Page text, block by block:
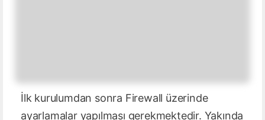
İlk kurulumdan sonra Firewall üzerinde
ayarlamalar yapılması gerekmektedir. Yakında